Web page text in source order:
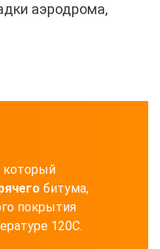
аэродрома,
который
битума,
покрытия
120С.